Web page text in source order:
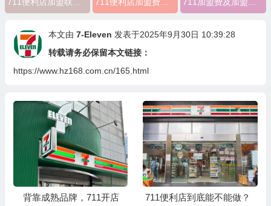
本文由 7-Eleven 发表于2025年9月30日 10:39:28
转载请务必保留本文链接：
https://www.hz168.com.cn/165.html
背靠成熟品牌，711开店
711便利店到底能不能做？